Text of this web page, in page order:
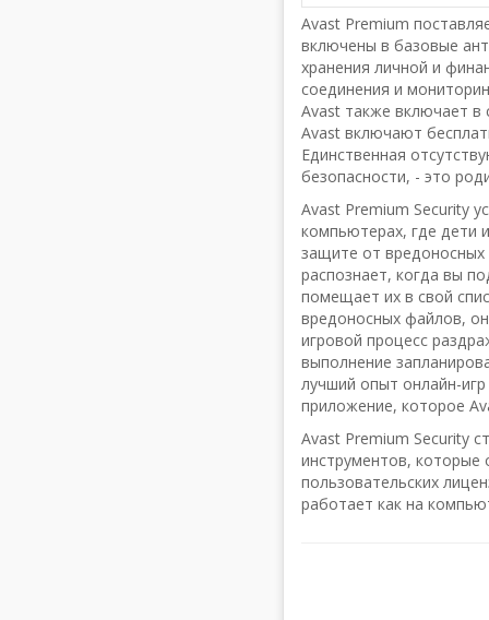
Avast Premium
включены в базовые
хранения личной и
соединения и
Avast также включает в
Avast включают
Единственная
безопасности, - это
Avast Premium Security
компьютерах, где дети
защите от
распознает, когда вы
помещает их в свой
вредоносных файлов,
игровой процесс
выполнение
лучший опыт онлайн-
приложение, которое
Avast Premium Security
инструментов,
пользовательских
работает как на